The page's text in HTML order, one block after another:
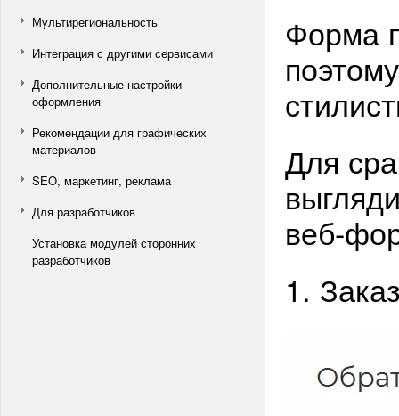
Мультирегиональность
Интеграция с другими сервисами
Дополнительные настройки
оформления
Рекомендации для графических
материалов
SEO, маркетинг, реклама
Для разработчиков
Установка модулей сторонних
разработчиков
Форма
Для
веб-
1.